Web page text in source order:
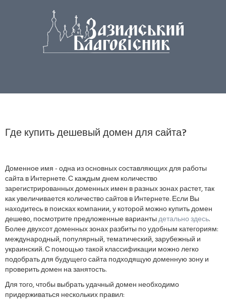
Где купить дешевый домен для сайта?
Доменное имя - одна из основных составляющих для работы
сайта в Интернете. С каждым днем количество
зарегистрированных доменных имен в разных зонах растет, так
как увеличивается количество сайтов в Интернете. Если Вы
находитесь в поисках компании, у которой можно купить домен
дешево, посмотрите предложенные вариантыдетально здесь.
Более двухсот доменных зонах разбиты по удобным категориям:
международный, популярный, тематический, зарубежный и
украинский. С помощью такой классификации можно легко
подобрать для будущего сайта подходящую доменную зону и
проверить домен на занятость.
Для того, чтобы выбрать удачный домен необходимо
придерживаться нескольких правил: